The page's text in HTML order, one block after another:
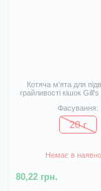
Котяча м'ята для
грайливості кішок
Фасування:
20 г
Немає в
80,22 грн.